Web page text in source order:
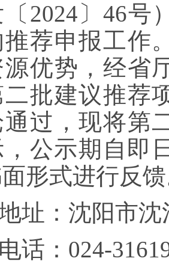
2024〕46号
荐申报工作
优势，经省
批建议推荐
通过，现将第
公示期自即
形式进行反
址：沈阳市
话：024-